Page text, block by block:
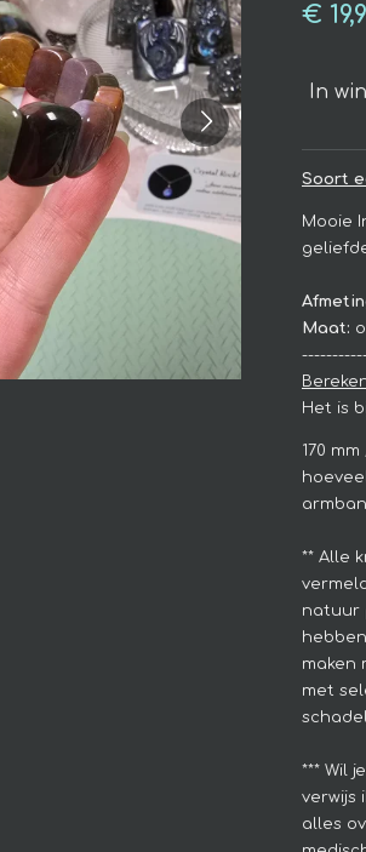
€
In
Soort
Mooie
Maat:
Het is
170
** Alle
natuur
hebben.
maken
met
*** Wil
verwijs
alles